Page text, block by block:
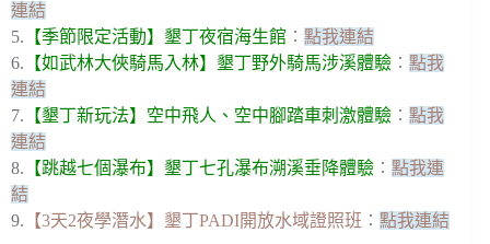
連結
5. 【季節限定活動】墾丁夜宿海生館 ︰ 點我連結
6. 【如武林大俠騎馬入林】墾丁野外騎馬涉溪體驗 ︰ 點我
連結
7. 【墾丁新玩法】空中飛人、空中腳踏車刺激體驗 ︰ 點我
連結
8. 【跳越七個瀑布】墾丁七孔瀑布溯溪垂降體驗 ︰ 點我連
結
9. 【3天2夜學潛水】墾丁PADI開放水域證照班 ︰ 點我連結